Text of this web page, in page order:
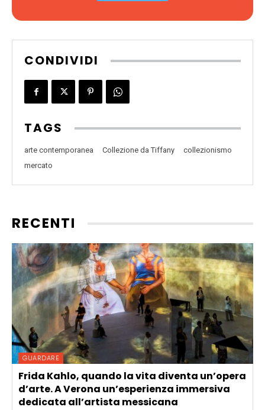
CONDIVIDI
TAGS
arte contemporanea Collezione da Tiffany
collezionismo
mercato
RECENTI
GUARDARE
Frida Kahlo, quando la vita diventa un’opera
d’arte. A Verona un’esperienza immersiva
dedicata all’artista messicana